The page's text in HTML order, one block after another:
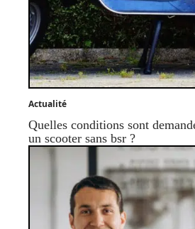
Actualité
Quelles conditions sont
un scooter sans bsr ?